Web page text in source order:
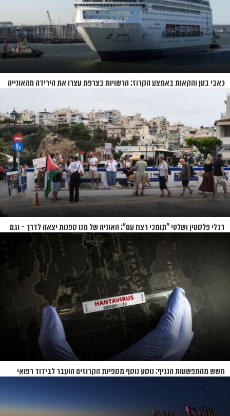
כאבי בטן והקאות באמצע הקרוז: הרשויות בצרפת עצרו את הירידה מהאונייה
דגלי פלסטין ושלטי "תומכי רצח עם": האוניה של מנו ספנות יצאה לדרך - וגם
חשש מהתפשטות הנגיף: נוסע נוסף מספינת הקרוזים הועבר לבידוד רפואי